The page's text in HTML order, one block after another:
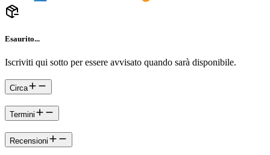
Esaurito...
Iscriviti qui sotto per essere avvisato quando sarà disponibile.
Circa
Termini
Recensioni